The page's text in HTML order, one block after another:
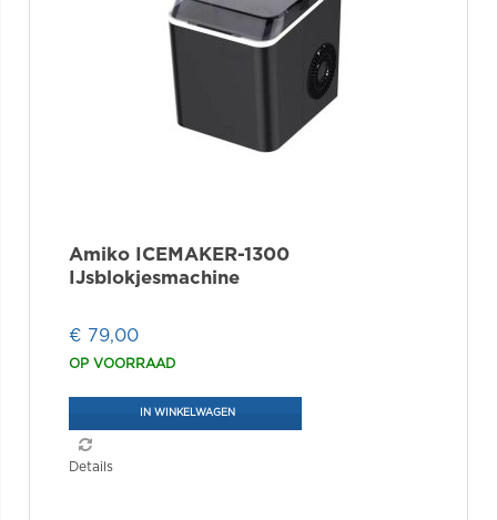
Amiko ICEMAKER-1300
IJsblokjesmachine
€ 79,00
OP VOORRAAD
IN WINKELWAGEN
Details